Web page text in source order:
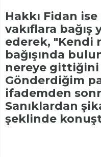
Hakkı Fidan
vakıflara bağış
ederek, "Kendi
bağışında
nereye gittiğini
Gönderdiğim
ifademden
Sanıklardan
şeklinde